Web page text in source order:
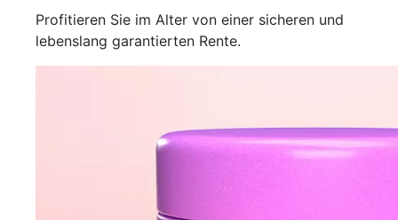
Profitieren Sie im Alter von einer sicheren und
lebenslang garantierten Rente.